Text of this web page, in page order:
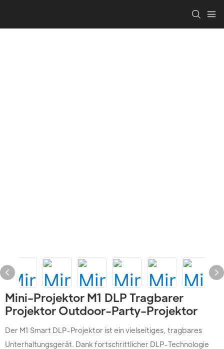
Mini-Projektor M1 DLP Tragbarer
Projektor Outdoor-Party-Projektor
Der M1 Smart DLP-Projektor ist ein vielseitiges, tragbares
Unterhaltungsgerät. Dank fortschrittlicher DLP-Technologie